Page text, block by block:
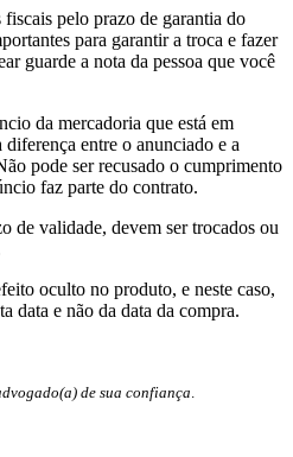
pelo prazo de garantia do
para garantir a troca e fazer
guarde a nota da pessoa que você
da mercadoria que está em
entre o anunciado e a
pode ser recusado o cumprimento
faz parte do contrato.
de validade, devem ser trocados ou
oculto no produto, e neste caso,
data e não da data da compra.
de sua confiança.